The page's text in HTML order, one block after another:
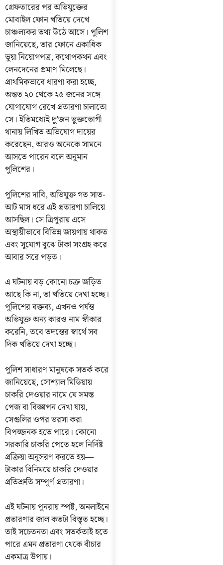
গ্রেফতারের পর অভিযুক্তের
মোবাইল ফোন খতিয়ে দেখে
চাঞ্চল্যকর তথ্য উঠে আসে। পুলিশ
জানিয়েছে, তার ফোনে একাধিক
ভুয়া নিয়োগপত্র, কথোপকথন এবং
লেনদেনের প্রমাণ মিলেছে।
প্রাথমিকভাবে ধারণা করা হচ্ছে,
অন্তত ২০ থেকে ২৫ জনের সঙ্গে
যোগাযোগ রেখে প্রতারণা চালাতো
সে। ইতিমধ্যেই দু’জন ভুক্তভোগী
থানায় লিখিত অভিযোগ দায়ের
করেছেন, আরও অনেকে সামনে
আসতে পারেন বলে অনুমান
পুলিশের।
পুলিশের দাবি, অভিযুক্ত গত সাত-
আট মাস ধরে এই প্রতারণা চালিয়ে
আসছিল। সে ত্রিপুরায় এসে
অস্থায়ীভাবে বিভিন্ন জায়গায় থাকত
এবং সুযোগ বুঝে টাকা সংগ্রহ করে
আবার সরে পড়ত।
এ ঘটনায় বড় কোনো চক্র জড়িত
আছে কি না, তা খতিয়ে দেখা হচ্ছে।
পুলিশের বক্তব্য, এখনও পর্যন্ত
অভিযুক্ত অন্য কারও নাম স্বীকার
করেনি, তবে তদন্তের স্বার্থে সব
দিক খতিয়ে দেখা হচ্ছে।
পুলিশ সাধারণ মানুষকে সতর্ক করে
জানিয়েছে, সোশ্যাল মিডিয়ায়
চাকরি দেওয়ার নামে যে সমস্ত
পেজ বা বিজ্ঞাপন দেখা যায়,
সেগুলির ওপর ভরসা করা
বিপজ্জনক হতে পারে। কোনো
সরকারি চাকরি পেতে হলে নির্দিষ্ট
প্রক্রিয়া অনুসরণ করতে হয়—
টাকার বিনিময়ে চাকরি দেওয়ার
প্রতিশ্রুতি সম্পূর্ণ প্রতারণা।
এই ঘটনায় পুনরায় স্পষ্ট, অনলাইনে
প্রতারণার জাল কতটা বিস্তৃত হচ্ছে।
তাই সচেতনতা এবং সতর্কতাই হতে
পারে এমন প্রতারণা থেকে বাঁচার
একমাত্র উপায়।